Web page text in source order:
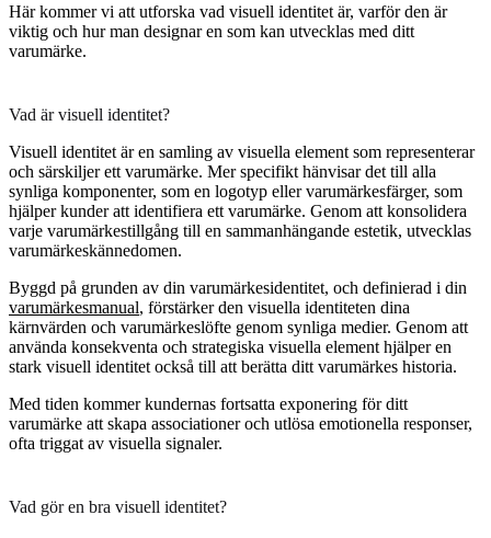
Här kommer vi att utforska vad visuell identitet är, varför den är
viktig och hur man designar en som kan utvecklas med ditt
varumärke.
Vad är visuell identitet?
Visuell identitet är en samling av visuella element som representerar
och särskiljer ett varumärke. Mer specifikt hänvisar det till alla
synliga komponenter, som en logotyp eller varumärkesfärger, som
hjälper kunder att identifiera ett varumärke. Genom att konsolidera
varje varumärkestillgång till en sammanhängande estetik, utvecklas
varumärkeskännedomen.
Byggd på grunden av din varumärkesidentitet, och definierad i din
varumärkesmanual, förstärker den visuella identiteten dina
kärnvärden och varumärkeslöfte genom synliga medier. Genom att
använda konsekventa och strategiska visuella element hjälper en
stark visuell identitet också till att berätta ditt varumärkes historia.
Med tiden kommer kundernas fortsatta exponering för ditt
varumärke att skapa associationer och utlösa emotionella responser,
ofta triggat av visuella signaler.
Vad gör en bra visuell identitet?